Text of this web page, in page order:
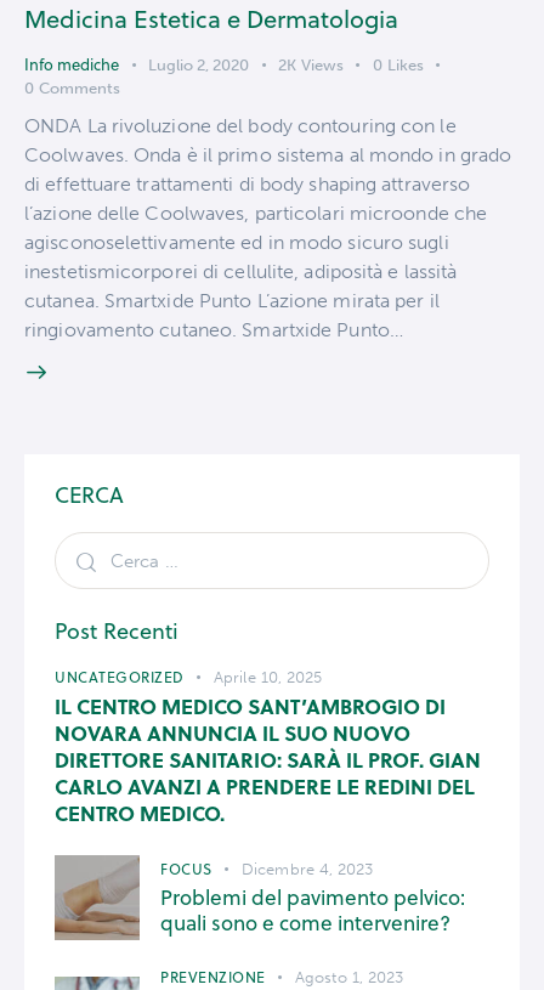
Medicina Estetica e Dermatologia
Info mediche Luglio 2, 2020 2K Views 0 Likes
0 Comments
ONDA La rivoluzione del body contouring con le
Coolwaves. Onda è il primo sistema al mondo in grado
di effettuare trattamenti di body shaping attraverso
l’azione delle Coolwaves, particolari microonde che
agisconoselettivamente ed in modo sicuro sugli
inestetismicorporei di cellulite, adiposità e lassità
cutanea. Smartxide Punto L’azione mirata per il
ringiovamento cutaneo. Smartxide Punto…
CERCA
Post Recenti
UNCATEGORIZED Aprile 10, 2025
IL CENTRO MEDICO SANT’AMBROGIO DI
NOVARA ANNUNCIA IL SUO NUOVO
DIRETTORE SANITARIO: SARÀ IL PROF. GIAN
CARLO AVANZI A PRENDERE LE REDINI DEL
CENTRO MEDICO.
FOCUS Dicembre 4, 2023
Problemi del pavimento pelvico:
quali sono e come intervenire?
PREVENZIONE Agosto 1, 2023